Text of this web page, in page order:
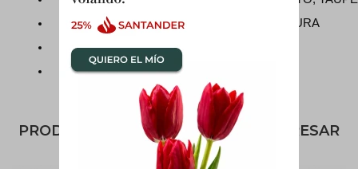
Medidas: 20 CM DE BOCA Y 18 CM DE ALTURA
Uso: Interior y exterior
Incluye drenaje: NO
PRODUCTOS QUE TE PUEDEN INTERESAR